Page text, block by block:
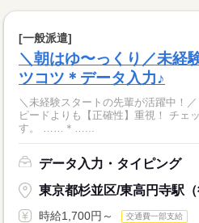
[一般派遣]
＼朝はゆ〜っくり／未経
ツコツ＊データ入力♪
＼未経験スタートの先輩が活躍中！／ 自分のペースでコツコツ！ ス
ピードよりも【正確性】重視！ チェ
す。 ……＊…...
データ入力・タイピング
東京都杉並区/東高円寺駅（
時給1,700円～ 交通費一部支給